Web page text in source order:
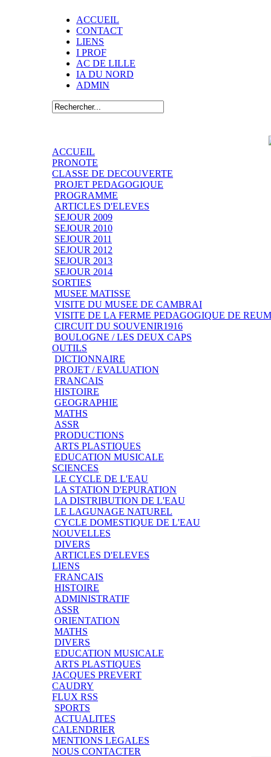
ACCUEIL
CONTACT
LIENS
I PROF
AC DE LILLE
IA DU NORD
ADMIN
ACCUEIL
PRONOTE
CLASSE DE DECOUVERTE
PROJET PEDAGOGIQUE
PROGRAMME
ARTICLES D'ELEVES
SEJOUR 2009
SEJOUR 2010
SEJOUR 2011
SEJOUR 2012
SEJOUR 2013
SEJOUR 2014
SORTIES
MUSEE MATISSE
VISITE DU MUSEE DE CAMBRAI
VISITE DE LA FERME PEDAGOGIQUE DE
CIRCUIT DU SOUVENIR1916
BOULOGNE / LES DEUX CAPS
OUTILS
DICTIONNAIRE
PROJET / EVALUATION
FRANCAIS
HISTOIRE
GEOGRAPHIE
MATHS
ASSR
PRODUCTIONS
ARTS PLASTIQUES
EDUCATION MUSICALE
SCIENCES
LE CYCLE DE L'EAU
LA STATION D'EPURATION
LA DISTRIBUTION DE L'EAU
LE LAGUNAGE NATUREL
CYCLE DOMESTIQUE DE L'EAU
NOUVELLES
DIVERS
ARTICLES D'ELEVES
LIENS
FRANCAIS
HISTOIRE
ADMINISTRATIF
ASSR
ORIENTATION
MATHS
DIVERS
EDUCATION MUSICALE
ARTS PLASTIQUES
JACQUES PREVERT
CAUDRY
FLUX RSS
SPORTS
ACTUALITES
CALENDRIER
MENTIONS LEGALES
NOUS CONTACTER